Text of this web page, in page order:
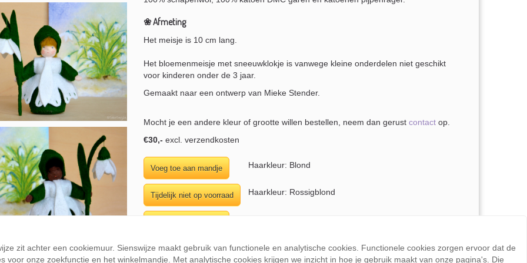
❀ Afmeting
Het meisje is 10 cm lang.
Het bloemenmeisje met sneeuwklokje is vanwege kleine onderdelen niet geschikt
voor kinderen onder de 3 jaar.
Gemaakt naar een ontwerp van Mieke Stender.
Mocht je een andere kleur of grootte willen bestellen, neem dan gerustcontact op.
€30,- excl. verzendkosten
Haarkleur: Blond
Haarkleur: Rossigblond
Haarkleur: Zwart
zit achter een cookiemuur. Sienswijze maakt gebruik van functionele en analytische cookies. Functionele cookies zorgen ervoor dat de
voor onze zoekfunctie en het winkelmandje. Met analytische cookies krijgen we inzicht in hoe je gebruik maakt van onze pagina's. Die